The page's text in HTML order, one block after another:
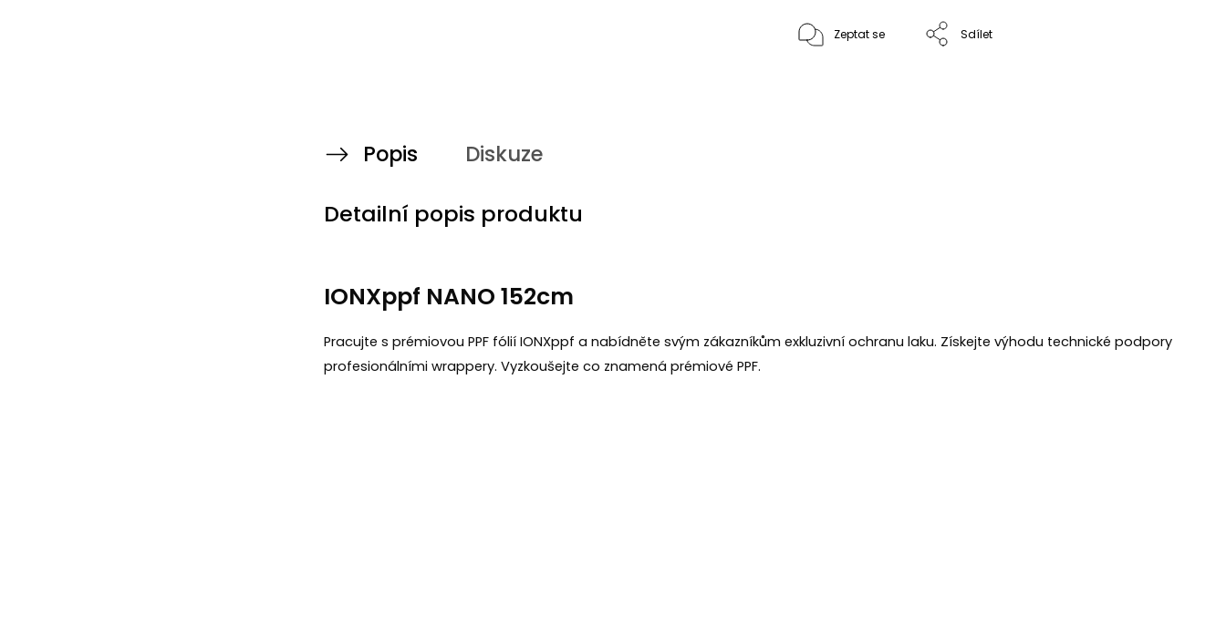
Zeptat se Sdílet
Popis Diskuze
Detailní popis produktu
IONXppf NANO 152cm
Pracujte s prémiovou PPF fólií IONXppf a nabídněte svým zákazníkům exkluzivní ochranu laku. Získejte výhodu technické podpory
profesionálními wrappery. Vyzkoušejte co znamená prémiové PPF.